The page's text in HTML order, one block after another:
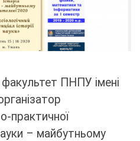
ПНПУ імені
практичної
– майбутньому